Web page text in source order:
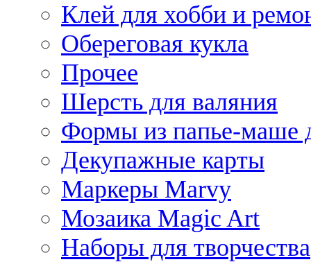
Клей для хобби и
Обереговая кукла
Прочее
Шерсть для валяния
Формы из папье-маше
Декупажные карты
Маркеры Marvy
Мозаика Magic Art
Наборы для творчества